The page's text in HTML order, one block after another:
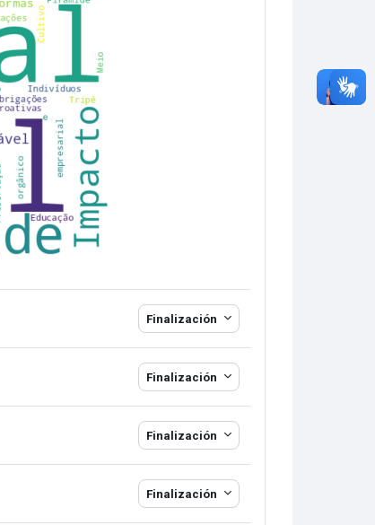
Finalización
Finalización
Finalización
Finalización